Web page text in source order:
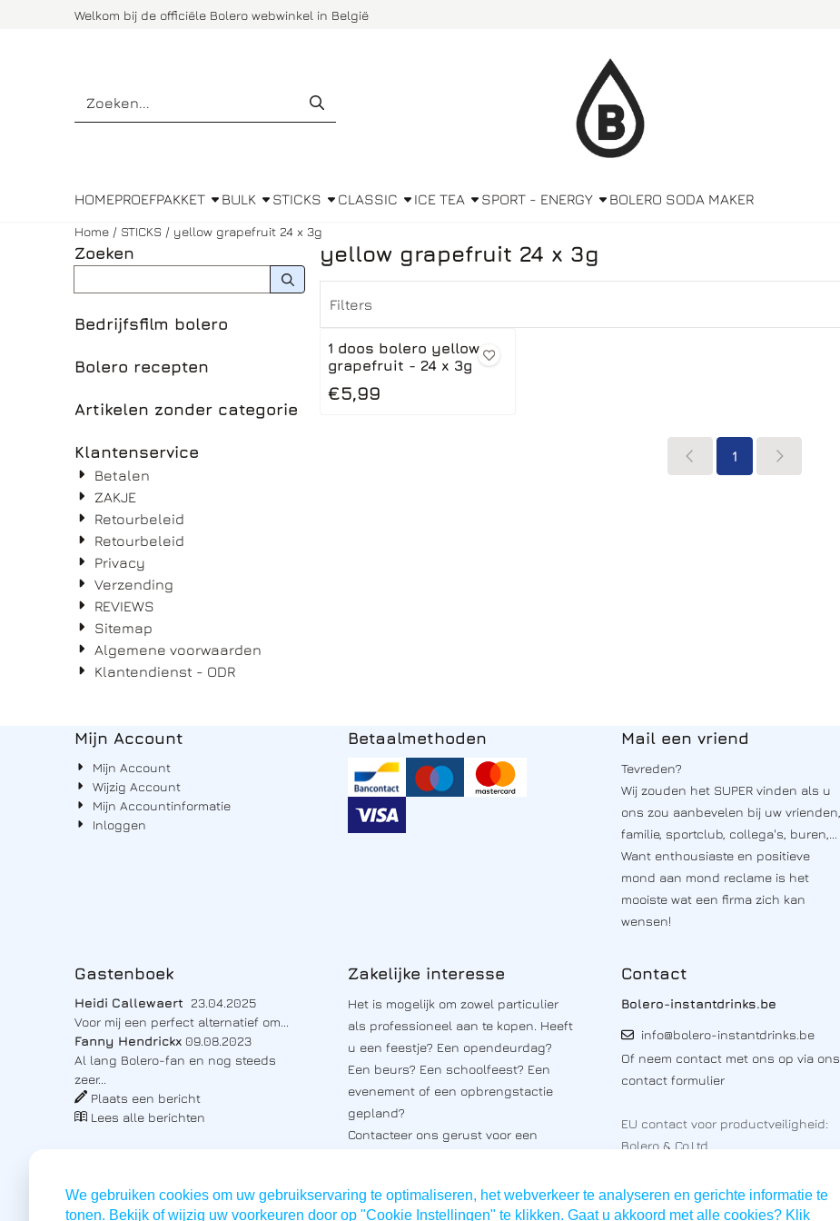
Cookievoorkeuren zijn momenteel gesloten.
Welkom bij de officiële Bolero webwinkel in België
HOMEPROEFPAKKET BULK STICKS CLASSIC ICE TEA SPORT - ENERGY BOLERO SODA MAKER
Home / STICKS / yellow grapefruit 24 x 3g
Zoeken
Bedrijfsfilm bolero
Bolero recepten
Artikelen zonder categorie
Klantenservice
Betalen
ZAKJE
Retourbeleid
Retourbeleid
Privacy
Verzending
REVIEWS
Sitemap
Algemene voorwaarden
Klantendienst - ODR
yellow grapefruit 24 x 3g
Filters
1 doos bolero yellow
grapefruit - 24 x 3g
Prijs: 5,99
€5,99
1
Mijn Account
Mijn Account
Wijzig Account
Mijn Accountinformatie
Inloggen
Betaalmethoden Mail een vriend
Tevreden?
Wij zouden het SUPER vinden als u
ons zou aanbevelen bij uw vrienden,
familie, sportclub, collega's, buren,...
Want enthousiaste en positieve
mond aan mond reclame is het
mooiste wat een firma zich kan
wensen!
Gastenboek
Heidi Callewaert 23.04.2025
Voor mij een perfect alternatief om...
Fanny Hendrickx 09.08.2023
Al lang Bolero-fan en nog steeds
zeer...
Plaats een bericht
Lees alle berichten
Zakelijke interesse
Het is mogelijk om zowel particulier
als professioneel aan te kopen. Heeft
u een feestje? Een opendeurdag?
Een beurs? Een schoolfeest? Een
evenement of een opbrengstactie
gepland?
Contacteer ons gerust voor een
drankendispensers.
Contact
Bolero-instantdrinks.be
info@bolero-instantdrinks.be
Of neem contact met ons op via ons
contact formulier
EU contact voor productveiligheid:
Bolero & Co.Ltd.
2180 Etropole Bulgaria
We gebruiken cookies om uw gebruikservaring te optimaliseren, het webverkeer te analyseren en gerichte informatie te
tonen. Bekijk of wijzig uw voorkeuren door op "Cookie Instellingen" te klikken. Gaat u akkoord met alle cookies? Klik